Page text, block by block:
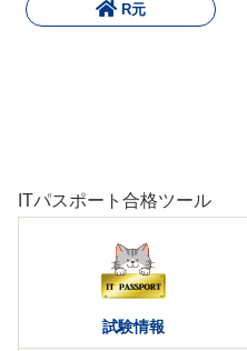
R元
ITパスポート合格ツール
試験情報